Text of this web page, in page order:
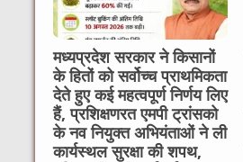
मध्यप्रदेश सरकार ने किसानों
के हितों को सर्वोच्च प्राथमिकता
देते हुए कई महत्वपूर्ण निर्णय लिए
हैं, प्रशिक्षणरत एमपी ट्रांसको
के नव नियुक्त अभियंताओं ने ली
कार्यस्थल सुरक्षा की शपथ,